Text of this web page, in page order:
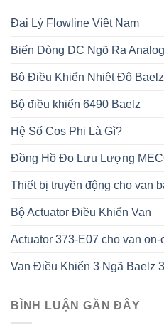
Đại Lý Flowline Việt Nam
Biến Dòng DC Ngõ Ra Analog
Bộ Điều Khiển Nhiệt Độ
Bộ điều khiển 6490 Baelz
Hệ Số Cos Phi Là Gì?
Đồng Hồ Đo Lưu Lượng
Thiết bị truyền động cho van
Bộ Actuator Điều Khiển Van
Actuator 373-E07 cho van on-
Van Điều Khiển 3 Ngã Baelz
BÌNH LUẬN GẦN ĐÂY